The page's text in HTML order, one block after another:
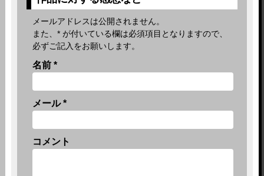
メールアドレスは公開されません。
また、 *が付いている欄は必須項目となりますので、
必ずご記入をお願いします。
名前 *
メール*
コメント